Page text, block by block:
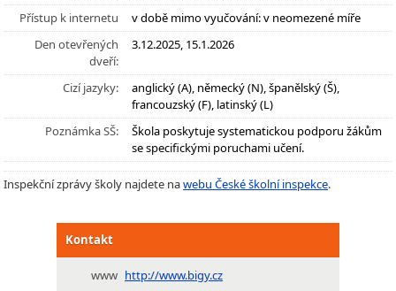
Přístup k internetu
v době mimo vyučování: v neomezené míře
Den otevřených
dveří:
3.12.2025, 15.1.2026
Cizí jazyky:
anglický (A), německý (N), španělský (Š),
francouzský (F), latinský (L)
Poznámka SŠ:
Škola poskytuje systematickou podporu žákům
se specifickými poruchami učení.
Inspekční zprávy školy najdete nawebu České školní inspekce.
Kontakt
www http://www.bigy.cz